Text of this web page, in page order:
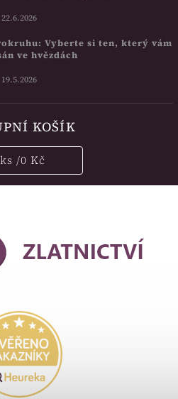
22.6.2026
Vyberte si ten, který vám
ve hvězdách
19.5.2026
KOŠÍK
ks /0 Kč